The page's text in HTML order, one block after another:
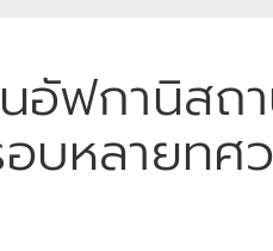
อัฟกานิสถ
บหลายทศ